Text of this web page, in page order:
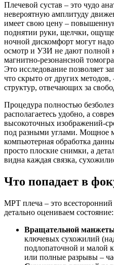
Плечевой сустав – это чудо
невероятную амплитуду
имеет свою цену –
поднятии руки, щелчки,
ночной дискомфорт могут
осмотр и УЗИ не дают полной
магнитно-резонансной
Это исследование позволяет
что скрыто от других методов,
структур, отвечающих за
Процедура полностью
располагаетесь удобно, а
высокоточных изображений-
под разными углами. Мощное
компьютерная обработка
просто плоские снимки, а
видна каждая связка,
Что попадает в
МРТ плеча – это
детально оцениваем состояние:
Вращательной
ключевых сухожилий
подлопаточной и малой
или полные разрывы –